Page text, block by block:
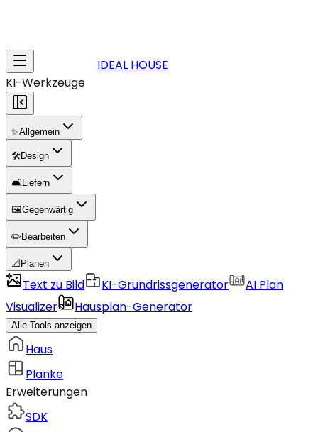
IDEAL HOUSE
KI-Werkzeuge
✨Allgemein
🛠️Design
🛋️Liefern
🖼️Gegenwärtig
✏️ Bearbeiten
📐 Planen
Text zu Bild KI-Grundrissgenerator
AI Plan
Visualizer
Hausplan-Generator
Alle Tools anzeigen
Haus
Planke
Erweiterungen
SDK